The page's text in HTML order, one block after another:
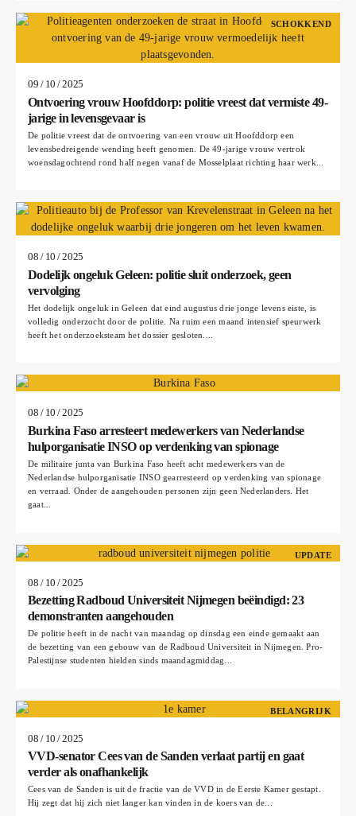
SCHOKKEND
09 / 10 / 2025
Ontvoering vrouw Hoofddorp: politie vreest dat vermiste 49-
jarige in levensgevaar is
De politie vreest dat de ontvoering van een vrouw uit Hoofddorp een
levensbedreigende wending heeft genomen. De 49-jarige vrouw vertrok
woensdagochtend rond half negen vanaf de Mosselplaat richting haar werk...
08 / 10 / 2025
Dodelijk ongeluk Geleen: politie sluit onderzoek, geen
vervolging
Het dodelijk ongeluk in Geleen dat eind augustus drie jonge levens eiste, is
volledig onderzocht door de politie. Na ruim een maand intensief speurwerk
heeft het onderzoeksteam het dossier gesloten....
08 / 10 / 2025
Burkina Faso arresteert medewerkers van Nederlandse
hulporganisatie INSO op verdenking van spionage
De militaire junta van Burkina Faso heeft acht medewerkers van de
Nederlandse hulporganisatie INSO gearresteerd op verdenking van spionage
en verraad. Onder de aangehouden personen zijn geen Nederlanders. Het
gaat...
UPDATE
08 / 10 / 2025
Bezetting Radboud Universiteit Nijmegen beëindigd: 23
demonstranten aangehouden
De politie heeft in de nacht van maandag op dinsdag een einde gemaakt aan
de bezetting van een gebouw van de Radboud Universiteit in Nijmegen. Pro-
Palestijnse studenten hielden sinds maandagmiddag...
BELANGRIJK
08 / 10 / 2025
VVD-senator Cees van de Sanden verlaat partij en gaat
verder als onafhankelijk
Cees van de Sanden is uit de fractie van de VVD in de Eerste Kamer gestapt.
Hij zegt dat hij zich niet langer kan vinden in de koers van de...